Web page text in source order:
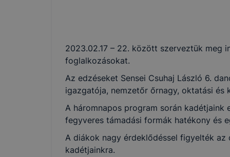
2023.02.17 – 22. között szerveztük meg
foglalkozásokat.
Az edzéseket Sensei Csuhaj László 6.
igazgatója, nemzetőr őrnagy, oktatási és
A háromnapos program során
fegyveres támadási formák hatékony és
A diákok nagy érdeklődéssel figyelték
kadétjainkra.
Az IKK
használ?
Jobb